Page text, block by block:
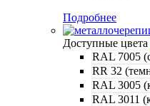
Подробнее
Доступные цвета
RAL 7005
RR 32
RAL 3005
RAL 3011